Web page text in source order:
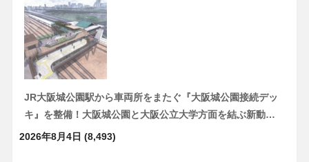
JR大阪城公園駅から車両所をまたぐ『大阪城公園接続デッ
キ』を整備！大阪城公園と大阪公立大学方面を結ぶ新動…
2026年8月4日 (8,493)